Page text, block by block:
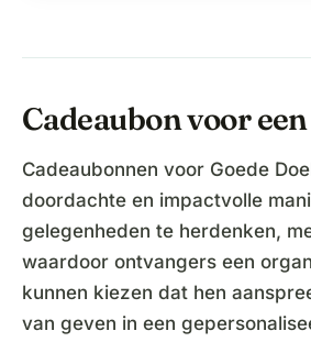
Cadeaubon voor
Cadeaubonnen voor Goede
doordachte en impactvolle
gelegenheden te herdenken,
waardoor ontvangers een
kunnen kiezen dat hen
van geven in een